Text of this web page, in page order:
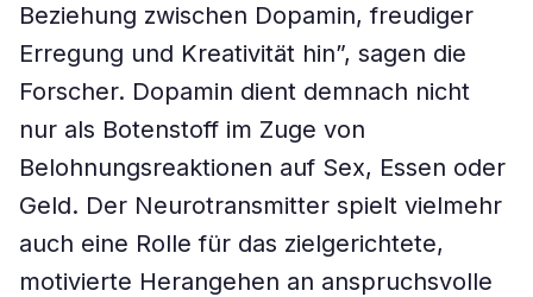
Beziehung zwischen Dopamin, freudiger
Erregung und Kreativität hin”, sagen die
Forscher. Dopamin dient demnach nicht
nur als Botenstoff im Zuge von
Belohnungsreaktionen auf Sex, Essen oder
Geld. Der Neurotransmitter spielt vielmehr
auch eine Rolle für das zielgerichtete,
motivierte Herangehen an anspruchsvolle